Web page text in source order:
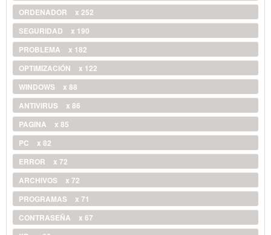
ORDENADOR
x 252
SEGURIDAD
x 190
PROBLEMA
x 182
OPTIMIZACIÓN
x 122
WINDOWS
x 88
ANTIVIRUS
x 86
PAGINA
x 85
PC
x 82
ERROR
x 72
ARCHIVOS
x 72
PROGRAMAS
x 71
CONTRASEÑA
x 67